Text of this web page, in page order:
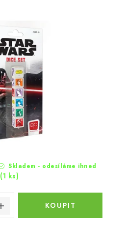
Skladem - odesíláme ihned
(1 ks)